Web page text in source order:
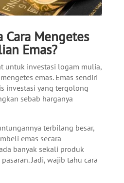
Cara Mengetes
Emas?
untuk investasi logam mulia,
emas. Emas sendiri
investasi yang tergolong
sebab harganya
terbilang besar,
emas secara
banyak sekali produk
Jadi, wajib tahu cara